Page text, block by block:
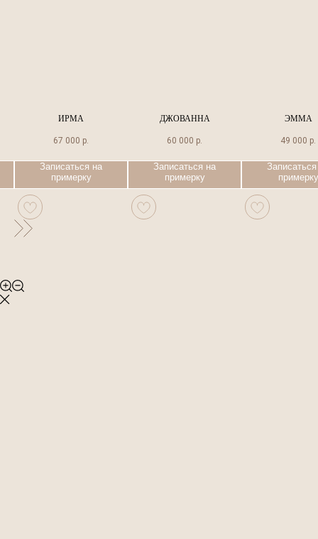
ИРМА
67 000 р.
Записаться на
примерку
ДЖОВАННА
60 000 р.
Записаться на
примерку
ЭММА
49 000 р.
примерку